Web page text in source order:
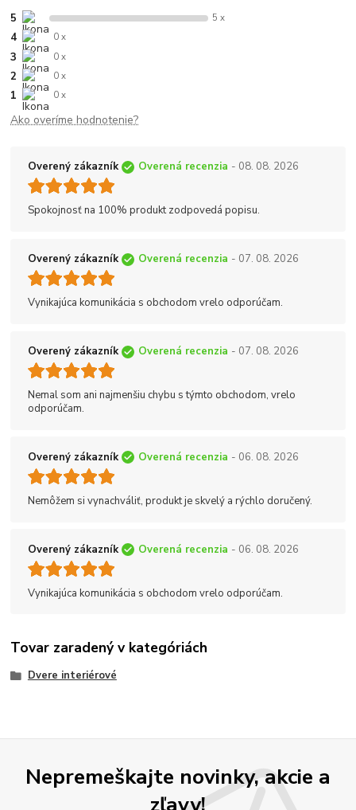
5 5 x
4 0 x
3 0 x
2 0 x
1 0 x
Ako overíme hodnotenie?
Overený zákazník Overená recenzia - 08. 08. 2026
Spokojnosť na 100% produkt zodpovedá popisu.
Overený zákazník Overená recenzia - 07. 08. 2026
Vynikajúca komunikácia s obchodom vrelo odporúčam.
Overený zákazník Overená recenzia - 07. 08. 2026
Nemal som ani najmenšiu chybu s týmto obchodom, vrelo
odporúčam.
Overený zákazník Overená recenzia - 06. 08. 2026
Nemôžem si vynachváliť, produkt je skvelý a rýchlo doručený.
Overený zákazník Overená recenzia - 06. 08. 2026
Vynikajúca komunikácia s obchodom vrelo odporúčam.
Tovar zaradený v kategóriách
Dvere interiérové
Nepremeškajte novinky, akcie a